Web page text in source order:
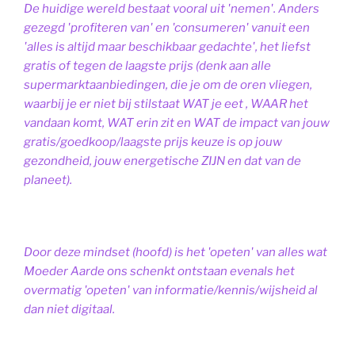
De huidige wereld bestaat vooral uit 'nemen'. Anders
gezegd 'profiteren van' en 'consumeren' vanuit een
'alles is altijd maar beschikbaar gedachte', het liefst
gratis of tegen de laagste prijs (denk aan alle
supermarktaanbiedingen, die je om de oren vliegen,
waarbij je er niet bij stilstaat WAT je eet , WAAR het
vandaan komt, WAT erin zit en WAT de impact van jouw
gratis/goedkoop/laagste prijs keuze is op jouw
gezondheid, jouw energetische ZIJN en dat van de
planeet).
Door deze mindset (hoofd) is het 'opeten' van alles wat
Moeder Aarde ons schenkt ontstaan evenals het
overmatig 'opeten' van informatie/kennis/wijsheid al
dan niet digitaal.